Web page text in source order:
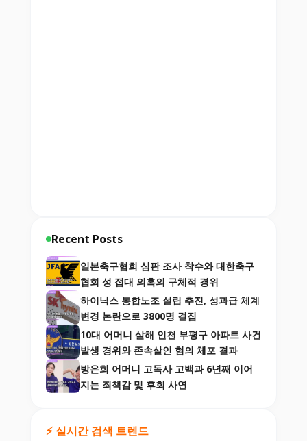
Recent Posts
일본축구협회 심판 조사 착수와 대한축구
협회 성 접대 의혹의 구체적 경위
하이닉스 통합노조 설립 추진, 성과급 체계
변경 논란으로 3800명 결집
10대 어머니 살해 인천 부평구 아파트 사건
발생 경위와 존속살인 혐의 체포 결과
방은희 어머니 고독사 고백과 6년째 이어
지는 죄책감 및 후회 사연
⚡ 실시간 검색 트렌드